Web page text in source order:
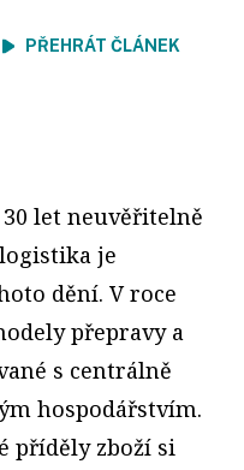
PŘEHRÁT ČLÁNEK
let neuvěřitelně
je
dění. V roce
přepravy a
s centrálně
hospodářstvím.
příděly zboží si